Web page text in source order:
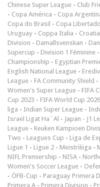
Chinese Super League - Club
- Copa América - Copa
Copa do Brasil - Copa
Uruguay - Coppa Italia -
Division - Damallsvenskan -
Supercup - Division 1 Féminine -
Championship - Egyptian
English National League -
League - FA Community Shield -
Women's Super League - FIFA
Cup 2023 - FIFA World Cup 2026
liga - Indian Super League -
Israel Ligat Ha`Al - Japan - J1
League - Keuken Kampioen
Two - Leagues Cup - Liga de
Ligue 1 - Ligue 2 - Meistriliiga -
NIFL Premiership - NISA -
Women's Soccer League -
- ÖFB-Cup - Paraguay Primera
Primera A - Primera Division -